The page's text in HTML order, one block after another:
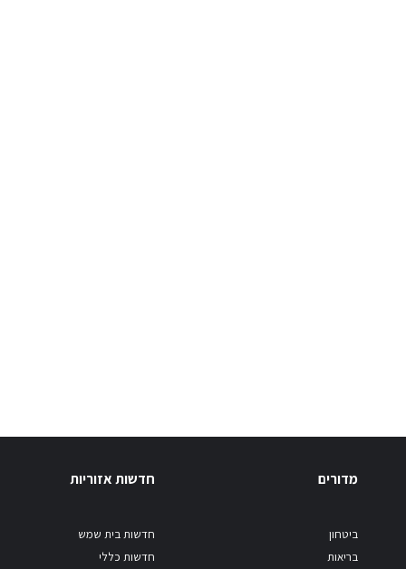
מדורים
ביטחון
בריאות
חדשות אזוריות
חדשות בית שמש
חדשות כללי